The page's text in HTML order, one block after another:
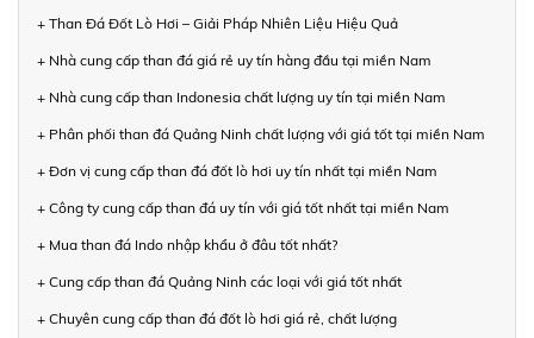
+ Than Đá Đốt Lò Hơi – Giải Pháp Nhiên Liệu Hiệu Quả
+ Nhà cung cấp than đá giá rẻ uy tín hàng đầu tại miền Nam
+ Nhà cung cấp than Indonesia chất lượng uy tín tại miền Nam
+ Phân phối than đá Quảng Ninh chất lượng với giá tốt tại miền Nam
+ Đơn vị cung cấp than đá đốt lò hơi uy tín nhất tại miền Nam
+ Công ty cung cấp than đá uy tín với giá tốt nhất tại miền Nam
+ Mua than đá Indo nhập khẩu ở đâu tốt nhất?
+ Cung cấp than đá Quảng Ninh các loại với giá tốt nhất
+ Chuyên cung cấp than đá đốt lò hơi giá rẻ, chất lượng